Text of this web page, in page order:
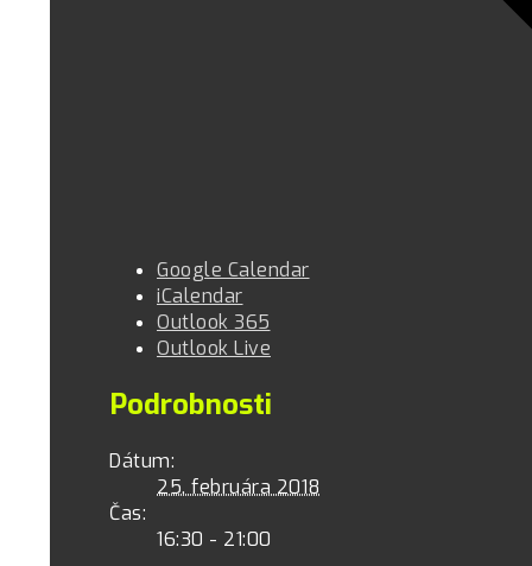
Google Calendar
iCalendar
Outlook 365
Outlook Live
Podrobnosti
Dátum:
25. februára 2018
Čas:
16:30 - 21:00